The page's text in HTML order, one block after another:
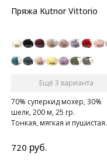
Пряжа Kutnor Vittorio
Ещё 3 варианта
70% суперкид мохер, 30%
шелк, 200 м, 25 гр.
Тонкая, мягкая и пушистая.
720 руб.